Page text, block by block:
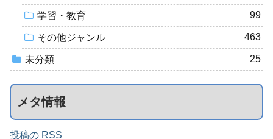
学習・教育 99
その他ジャンル 463
未分類 25
メタ情報
投稿の RSS